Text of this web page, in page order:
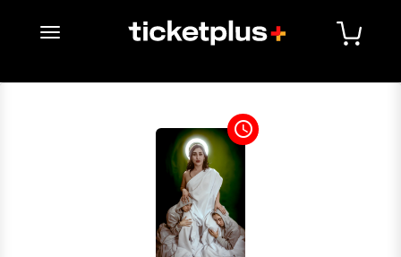
desplegar navegación
access_time